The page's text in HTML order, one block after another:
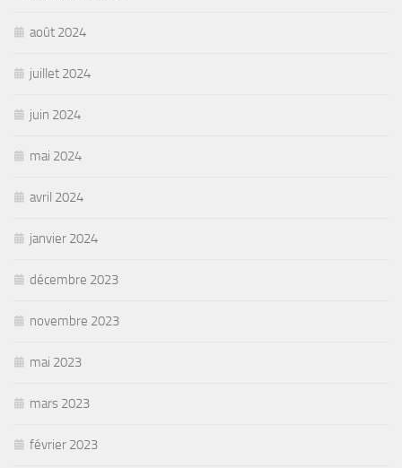
août 2024
juillet 2024
juin 2024
mai 2024
avril 2024
janvier 2024
décembre 2023
novembre 2023
mai 2023
mars 2023
février 2023